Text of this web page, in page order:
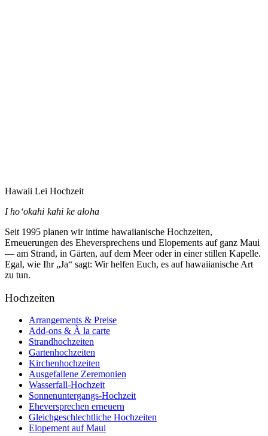
Hawaii Lei Hochzeit
I hoʻokahi kahi ke aloha
Seit 1995 planen wir intime hawaiianische Hochzeiten,
Erneuerungen des Eheversprechens und Elopements auf ganz Maui
— am Strand, in Gärten, auf dem Meer oder in einer stillen Kapelle.
Egal, wie Ihr „Ja“ sagt: Wir helfen Euch, es auf hawaiianische Art
zu tun.
Hochzeiten
Arrangements & Preise
Add-ons & À la carte
Strandhochzeiten
Gartenhochzeiten
Kirchenhochzeiten
Ausgefallene Zeremonien
Wasserfall-Hochzeit
Sonnenuntergangs-Hochzeit
Eheversprechen erneuern
Gleichgeschlechtliche Hochzeiten
Elopement auf Maui